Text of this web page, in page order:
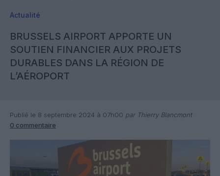
Actualité
BRUSSELS AIRPORT APPORTE UN
SOUTIEN FINANCIER AUX PROJETS
DURABLES DANS LA RÉGION DE
L’AÉROPORT
Publié le 8 septembre 2024 à 07h00 par Thierry Blancmont
0 commentaire